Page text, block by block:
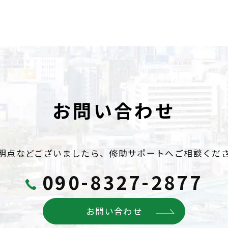
お問い合わせ
点などございましたら、修助サポートへご相談くだ
090-8327-2877
お問い合わせ